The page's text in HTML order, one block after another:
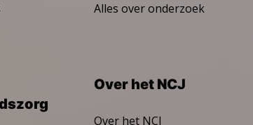
Alles over onderzoek
Over het NCJ
Over het NCJ